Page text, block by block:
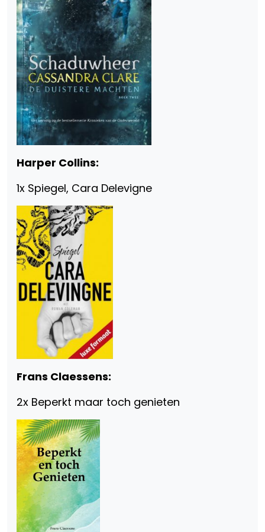
Harper Collins:
1x Spiegel, Cara Delevigne
Frans Claessens:
2x Beperkt maar toch genieten